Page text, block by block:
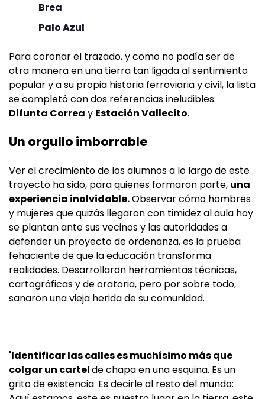
Brea
Palo Azul
Para coronar el trazado, y como no podía ser de
otra manera en una tierra tan ligada al sentimiento
popular y a su propia historia ferroviaria y civil, la lista
se completó con dos referencias ineludibles:
Difunta Correa y Estación Vallecito.
Un orgullo imborrable
Ver el crecimiento de los alumnos a lo largo de este
trayecto ha sido, para quienes formaron parte, una
experiencia inolvidable.Observar cómo hombres
y mujeres que quizás llegaron con timidez al aula hoy
se plantan ante sus vecinos y las autoridades a
defender un proyecto de ordenanza, es la prueba
fehaciente de que la educación transforma
realidades. Desarrollaron herramientas técnicas,
cartográficas y de oratoria, pero por sobre todo,
sanaron una vieja herida de su comunidad.
'Identificar las calles es muchísimo más que
colgar un cartelde chapa en una esquina. Es un
grito de existencia. Es decirle al resto del mundo: